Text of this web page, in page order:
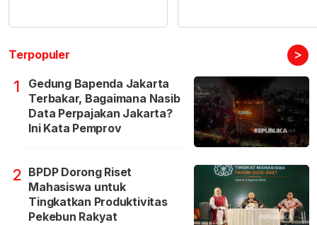
Terpopuler >
1
Gedung Bapenda Jakarta
Terbakar, Bagaimana Nasib
Data Perpajakan Jakarta?
Ini Kata Pemprov
2 BPDP Dorong Riset
Mahasiswa untuk
Tingkatkan Produktivitas
Pekebun Rakyat